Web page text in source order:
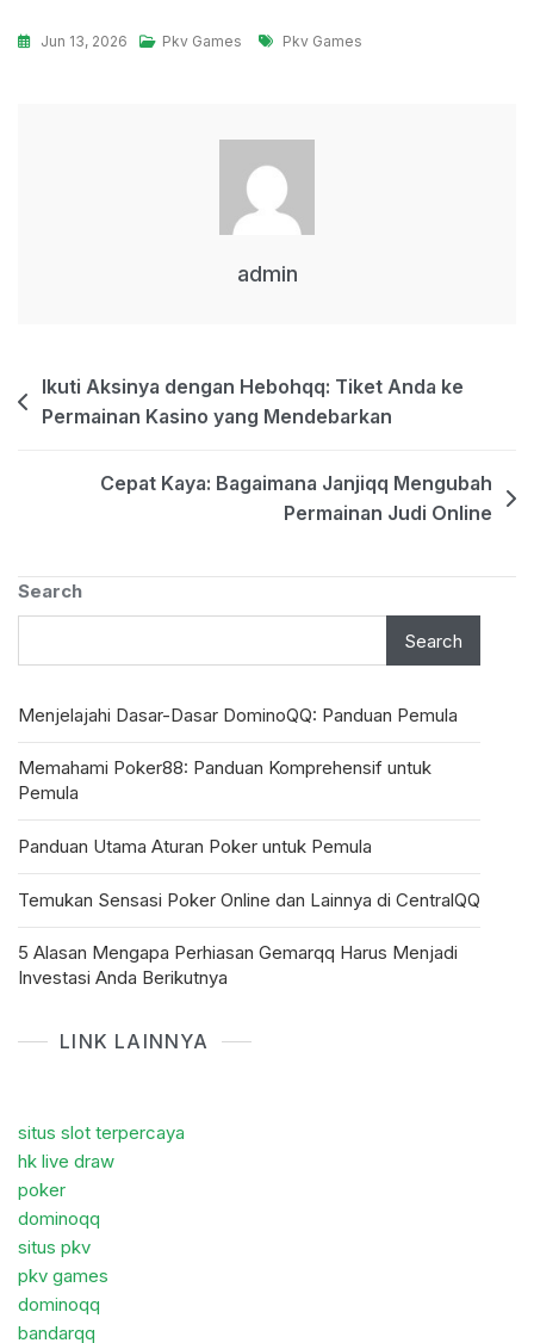
Jun 13, 2026 Pkv Games Tags
Pkv Games
admin
Post
navigation
Ikuti Aksinya dengan Hebohqq: Tiket Anda ke
Permainan Kasino yang Mendebarkan
Cepat Kaya: Bagaimana Janjiqq Mengubah
Permainan Judi Online
Search
Search
Menjelajahi Dasar-Dasar DominoQQ: Panduan Pemula
Memahami Poker88: Panduan Komprehensif untuk
Pemula
Panduan Utama Aturan Poker untuk Pemula
Temukan Sensasi Poker Online dan Lainnya di CentralQQ
5 Alasan Mengapa Perhiasan Gemarqq Harus Menjadi
Investasi Anda Berikutnya
LINK LAINNYA
situs slot terpercaya
hk live draw
poker
dominoqq
situs pkv
pkv games
dominoqq
bandarqq